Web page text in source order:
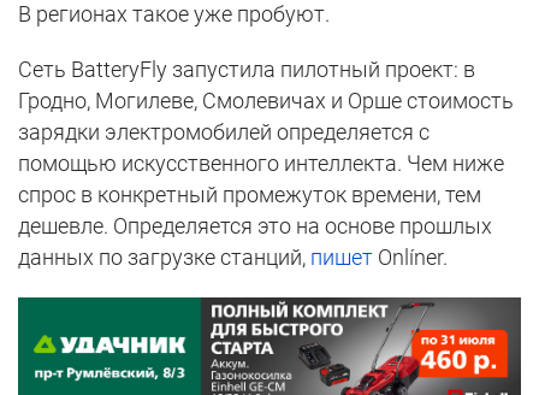
В регионах такое уже пробуют.
Сеть BatteryFly запустила пилотный проект: в
Гродно, Могилеве, Смолевичах и Орше стоимость
зарядки электромобилей определяется с
помощью искусственного интеллекта. Чем ниже
спрос в конкретный промежуток времени, тем
дешевле. Определяется это на основе прошлых
данных по загрузке станций, пишет Onlíner.